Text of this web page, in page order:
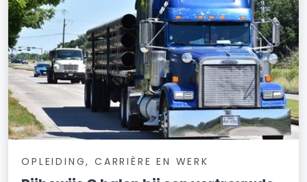
OPLEIDING, CARRIÈRE EN WERK